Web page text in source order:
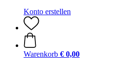
Konto erstellen
Warenkorb € 0,00